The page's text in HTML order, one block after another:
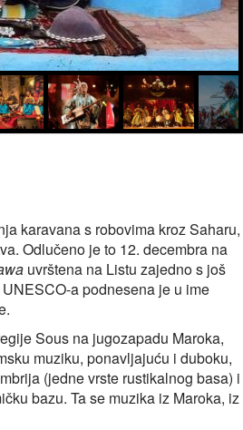
karavana s robovima kroz Saharu,
Odlučeno je to 12. decembra na
uvrštena na Listu zajedno s još
a podnesena je u ime
Sous na jugozapadu Maroka,
muziku, ponavljajuću i duboku,
(jedne vrste rustikalnog basa) i
bazu. Ta se muzika iz Maroka, iz